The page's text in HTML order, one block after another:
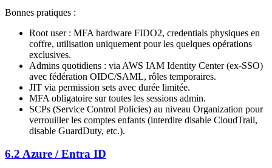
Bonnes pratiques :
Root user : MFA hardware FIDO2, credentials physiques en
coffre, utilisation uniquement pour les quelques opérations
exclusives.
Admins quotidiens : via AWS IAM Identity Center (ex-SSO)
avec fédération OIDC/SAML, rôles temporaires.
JIT via permission sets avec durée limitée.
MFA obligatoire sur toutes les sessions admin.
SCPs (Service Control Policies) au niveau Organization pour
verrouiller les comptes enfants (interdire disable CloudTrail,
disable GuardDuty, etc.).
6.2 Azure / Entra ID